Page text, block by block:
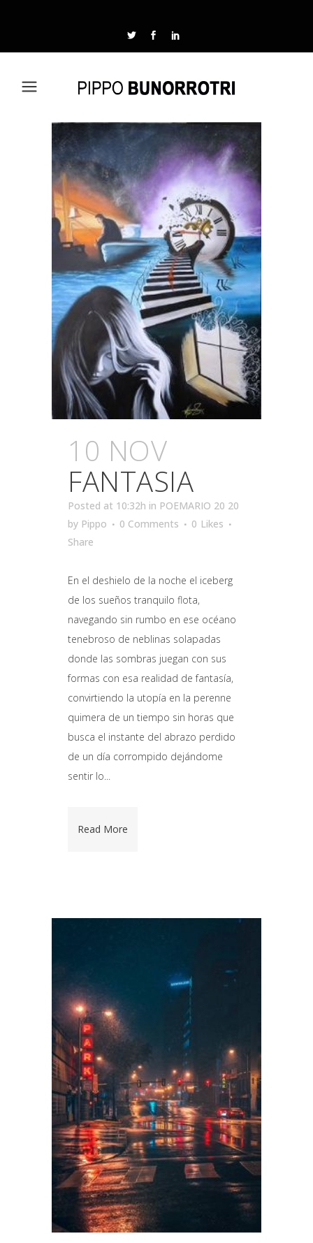
10 NOV
FANTASIA
Posted at 10:32h in POEMARIO 20 20
by Pippo 0 Comments 0 Likes
Share
En el deshielo de la noche el iceberg
de los sueños tranquilo flota,
navegando sin rumbo en ese océano
tenebroso de neblinas solapadas
donde las sombras juegan con sus
formas con esa realidad de fantasía,
convirtiendo la utopía en la perenne
quimera de un tiempo sin horas que
busca el instante del abrazo perdido
de un día corrompido dejándome
sentir lo...
Read More